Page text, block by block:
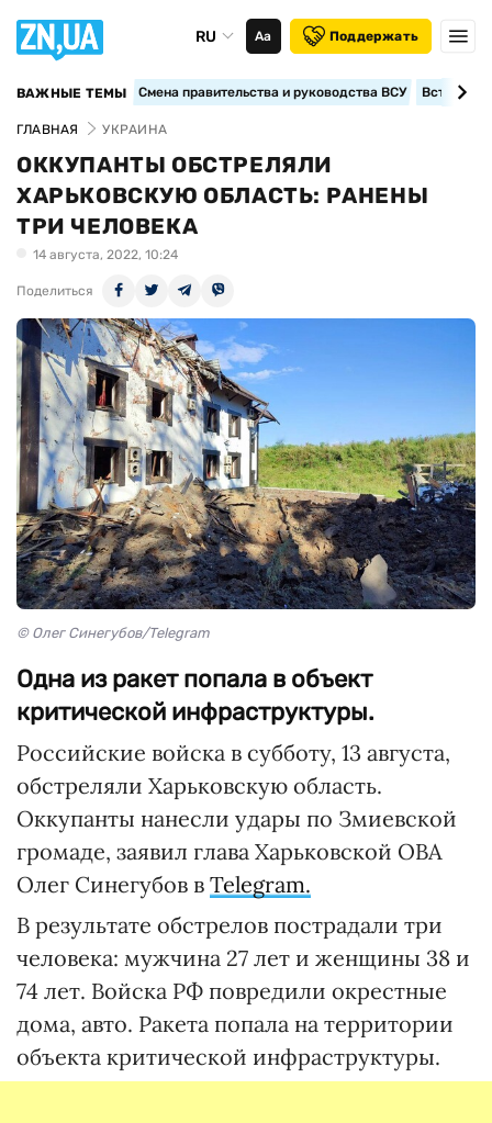
RU Аа Поддержать
ВАЖНЫЕ ТЕМЫ Смена правительства и руководства ВСУ
ГЛАВНАЯ УКРАИНА
ОККУПАНТЫ ОБСТРЕЛЯЛИ
ХАРЬКОВСКУЮ ОБЛАСТЬ: РАНЕНЫ
ТРИ ЧЕЛОВЕКА
14 августа, 2022, 10:24
Поделиться
© Олег Синегубов/Telegram
Одна из ракет попала в объект
критической инфраструктуры.
Российские войска в субботу, 13 августа,
обстреляли Харьковскую область.
Оккупанты нанесли удары по Змиевской
громаде, заявил глава Харьковской ОВА
Олег Синегубов в Telegram.
В результате обстрелов пострадали три
человека: мужчина 27 лет и женщины 38 и
74 лет. Войска РФ повредили окрестные
дома, авто. Ракета попала на территории
объекта критической инфраструктуры.